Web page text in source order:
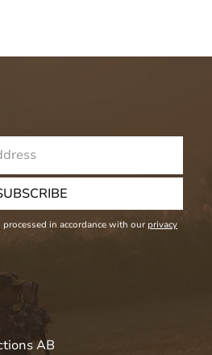
in accordance with our privacy
AB